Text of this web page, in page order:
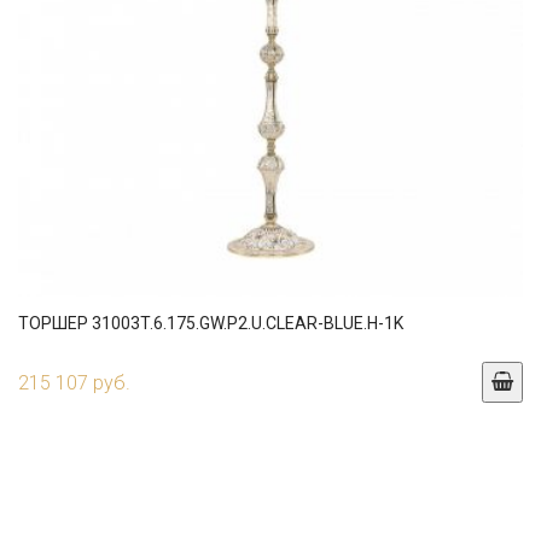
ТОРШЕР 31003T.6.175.GW.P2.U.CLEAR-BLUE.H-1K
215 107 руб.